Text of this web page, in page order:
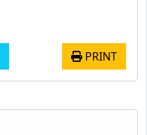
PRINT